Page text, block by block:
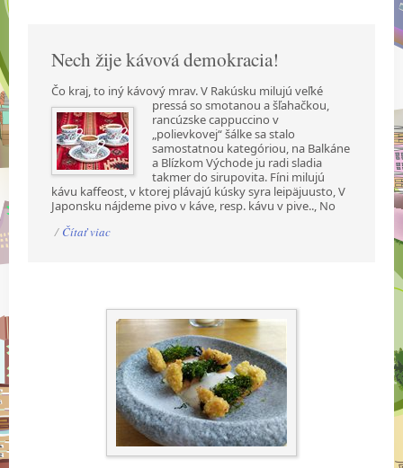
Nech žije kávová demokracia!
Čo kraj, to iný kávový mrav. V Rakúsku milujú veľké
pressá so smotanou a šľahačkou,
rancúzske cappuccino v
„polievkovej“ šálke sa stalo
samostatnou kategóriou, na Balkáne
a Blízkom Východe ju radi sladia
takmer do sirupovita. Fíni milujú
kávu kaffeost, v ktorej plávajú kúsky syra leipäjuusto, V
Japonsku nájdeme pivo v káve, resp. kávu v pive.., No
/ Čítať viac